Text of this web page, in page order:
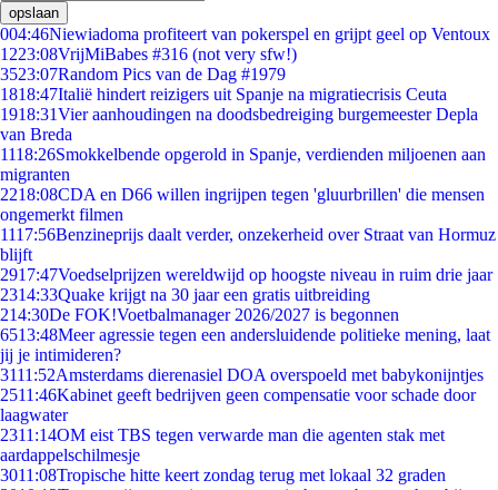
opslaan
004:46Niewiadoma profiteert van pokerspel en grijpt geel op Ventoux
1223:08VrijMiBabes #316 (not very sfw!)
3523:07Random Pics van de Dag #1979
1818:47Italië hindert reizigers uit Spanje na migratiecrisis Ceuta
1918:31Vier aanhoudingen na doodsbedreiging burgemeester Depla
van Breda
1118:26Smokkelbende opgerold in Spanje, verdienden miljoenen aan
migranten
2218:08CDA en D66 willen ingrijpen tegen 'gluurbrillen' die mensen
ongemerkt filmen
1117:56Benzineprijs daalt verder, onzekerheid over Straat van Hormuz
blijft
2917:47Voedselprijzen wereldwijd op hoogste niveau in ruim drie jaar
2314:33Quake krijgt na 30 jaar een gratis uitbreiding
214:30De FOK!Voetbalmanager 2026/2027 is begonnen
6513:48Meer agressie tegen een andersluidende politieke mening, laat
jij je intimideren?
3111:52Amsterdams dierenasiel DOA overspoeld met babykonijntjes
2511:46Kabinet geeft bedrijven geen compensatie voor schade door
laagwater
2311:14OM eist TBS tegen verwarde man die agenten stak met
aardappelschilmesje
3011:08Tropische hitte keert zondag terug met lokaal 32 graden